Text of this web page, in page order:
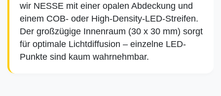
wir NESSE mit einer opalen Abdeckung und
einem COB- oder High-Density-LED-Streifen.
Der großzügige Innenraum (30 x 30 mm) sorgt
für optimale Lichtdiffusion – einzelne LED-
Punkte sind kaum wahrnehmbar.